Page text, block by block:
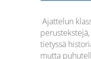
Ajattelun
tietyssä
mutta